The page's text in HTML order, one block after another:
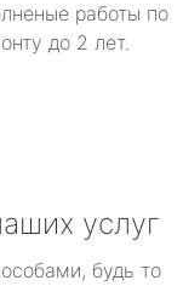
работы по
до 2 лет.
услуг
будь то